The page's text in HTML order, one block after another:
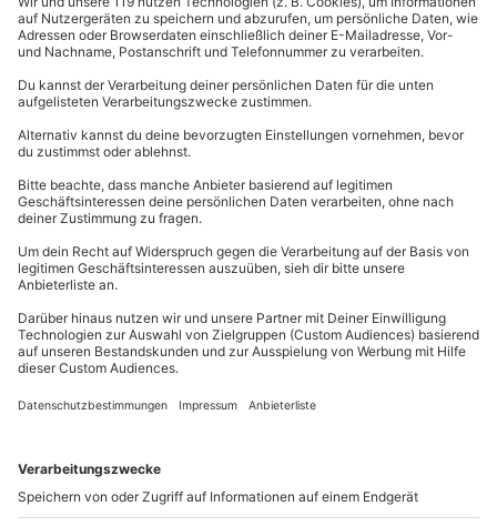
sich im See insgesamt vier Inseln, die Du bei Deinem
Ausflug besuchen kannst. Besonders eine Besichtigung
der größten Insel, Ufenau, und dem Kloster Einsiedeln,
lohnt sich auf alle Fälle. Du erreichst sie bequem per
Boot. Auch weitere Orte am Ufer des Zürichsees kannst
Du bei einer kleinen Bootstour entdecken. Am
gesamten See gibt es schließlich 30 Anlegestellen.
Von Mai bis Oktober lohnt ich außerdem ein Besuch in
blühen im dortigen Schlossgarten etwa 20.000 Rosen.
Das Schloss Rapperswil verschwindet nahezu im
Blütenmeer. Den Namen Rosenstadt hat sich der Ort
daher eindeutig verdient. Vom Schloss aus genießt Du
außerdem einen wunderschönen Ausblick über den See
größte Stadt der Schweiz – Zürch – am gleichnamigen
See und ist ein weiteres wunderschönes
Ausflugsziel. Zürich bietetzahlreiche